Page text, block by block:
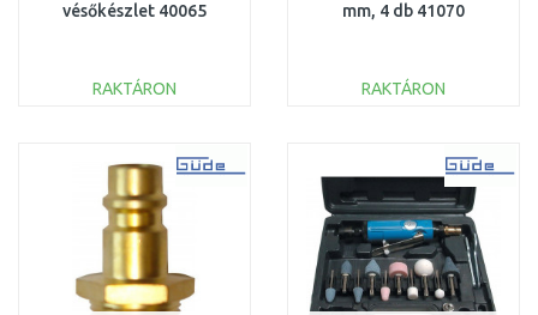
vésőkészlet 40065
RAKTÁRON
Összehasonlítás
mm, 4 db 41070
RAKTÁRON
Összehasonlítás